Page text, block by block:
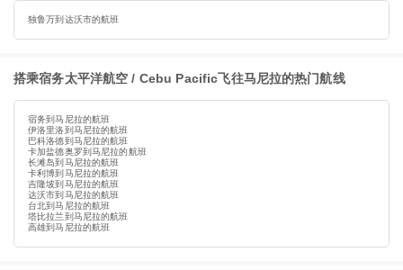
独鲁万到达沃市的航班
搭乘宿务太平洋航空 / Cebu Pacific飞往马尼拉的热门航线
宿务到马尼拉的航班
伊洛里洛到马尼拉的航班
巴科洛德到马尼拉的航班
卡加盐德奥罗到马尼拉的航班
长滩岛到马尼拉的航班
卡利博到马尼拉的航班
吉隆坡到马尼拉的航班
达沃市到马尼拉的航班
台北到马尼拉的航班
塔比拉兰到马尼拉的航班
高雄到马尼拉的航班